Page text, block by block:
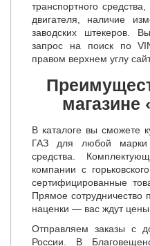
транспортного
двигателя, наличие
заводских штекеров.
запрос на поиск по
правом верхнем углу
магазине
В каталоге вы сможете
ГАЗ для любой марки
средства.
компании с
сертифицированные
Прямое сотрудничество
наценки — вас ждут цены
Отправляем заказы с
России. В